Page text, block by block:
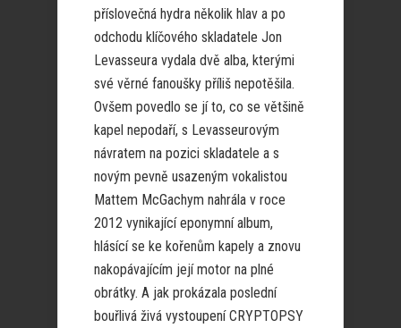
příslovečná hydra několik hlav a po
odchodu klíčového skladatele Jon
Levasseura vydala dvě alba, kterými
své věrné fanoušky příliš nepotěšila.
Ovšem povedlo se jí to, co se většině
kapel nepodaří, s Levasseurovým
návratem na pozici skladatele a s
novým pevně usazeným vokalistou
Mattem McGachym nahrála v roce
2012 vynikající eponymní album,
hlásící se ke kořenům kapely a znovu
nakopávajícím její motor na plné
obrátky. A jak prokázala poslední
bouřlivá živá vystoupení CRYPTOPSY